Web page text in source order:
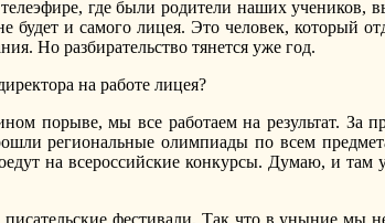
где были родители наших учеников,
будет и самого лицея. Это человек, который
Но разбирательство тянется уже год.
на работе лицея?
порыве, мы все работаем на результат. За
региональные олимпиады по всем
на всероссийские конкурсы. Думаю, и
фестивали. Так что в уныние мы